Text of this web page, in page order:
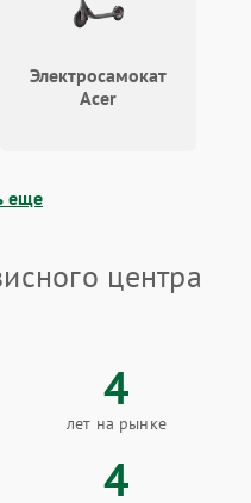
Электросамокат
Acer
еще
центра
4
лет на рынке
4